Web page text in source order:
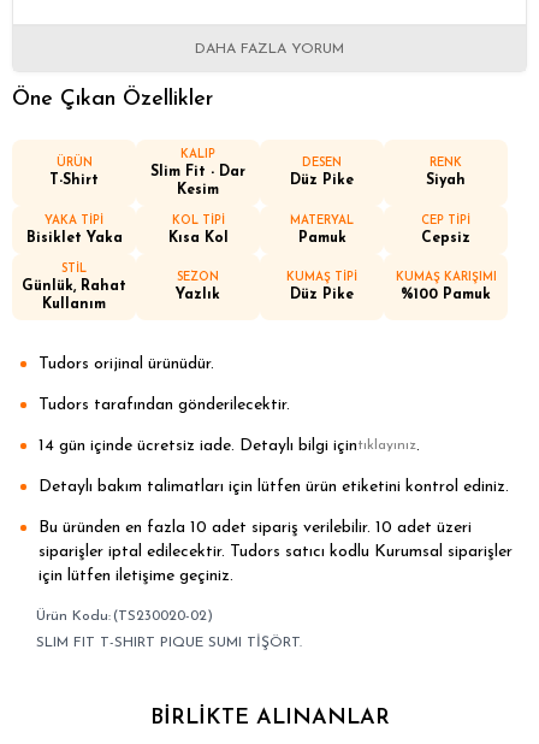
DAHA FAZLA YORUM
Öne Çıkan Özellikler
ÜRÜN
T-Shirt
KALIP
Slim Fit - Dar
Kesim
DESEN
Düz Pike
RENK
Siyah
YAKA TİPİ
Bisiklet Yaka
KOL TİPİ
Kısa Kol
MATERYAL
Pamuk
CEP TİPİ
Cepsiz
STİL
Günlük, Rahat
Kullanım
SEZON
Yazlık
KUMAŞ TİPİ
Düz Pike
KUMAŞ KARIŞIMI
%100 Pamuk
Tudors orijinal ürünüdür.
Tudors tarafından gönderilecektir.
14 gün içinde ücretsiz iade. Detaylı bilgi içintıklayınız.
Detaylı bakım talimatları için lütfen ürün etiketini kontrol ediniz.
Bu üründen en fazla 10 adet sipariş verilebilir. 10 adet üzeri
siparişler iptal edilecektir. Tudors satıcı kodlu Kurumsal siparişler
için lütfen iletişime geçiniz.
(TS230020-02)
SLIM FIT T-SHIRT PIQUE SUMI TİŞÖRT.
BIRLIKTE ALINANLAR